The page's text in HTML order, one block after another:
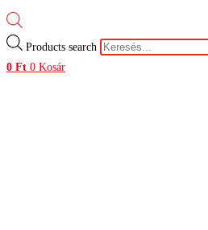
Products search
0 Ft 0 Kosár